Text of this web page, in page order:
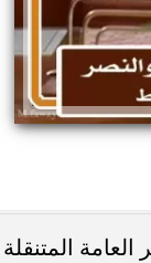
المتنقلة